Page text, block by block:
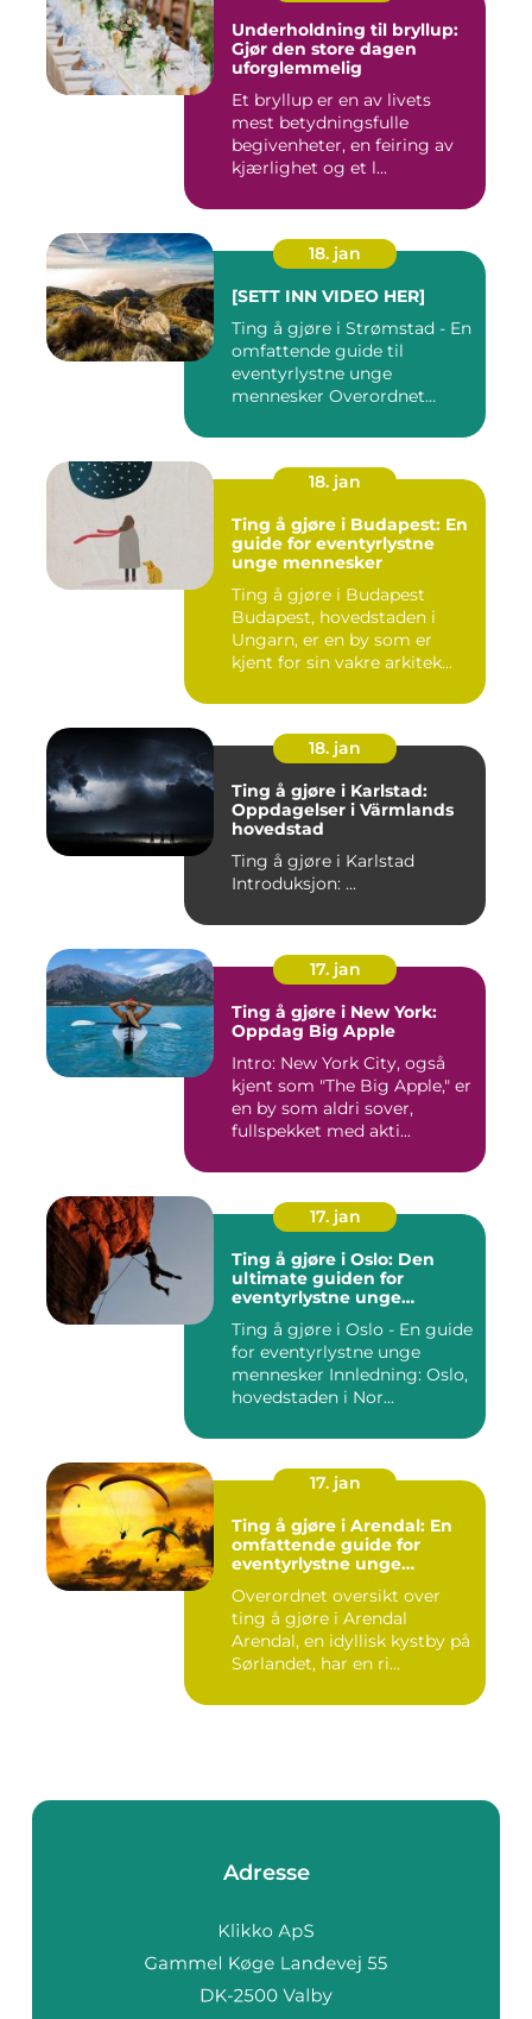
Underholdning til bryllup:
Gjør den store dagen
uforglemmelig
Et bryllup er en av livets
mest betydningsfulle
begivenheter, en feiring av
kjærlighet og et l...
18. jan
[SETT INN VIDEO HER]
Ting å gjøre i Strømstad - En
omfattende guide til
eventyrlystne unge
mennesker Overordnet
18. jan
Ting å gjøre i Budapest: En
guide for eventyrlystne
unge mennesker
Ting å gjøre i Budapest
Budapest, hovedstaden i
Ungarn, er en by som er
kjent for sin vakre arkitek...
18. jan
Ting å gjøre i Karlstad:
Oppdagelser i Värmlands
hovedstad
Ting å gjøre i Karlstad
Introduksjon: ...
17. jan
Ting å gjøre i New York:
Oppdag Big Apple
Intro: New York City, også
kjent som "The Big Apple," er
en by som aldri sover,
fullspekket med akti...
17. jan
Ting å gjøre i Oslo: Den
ultimate guiden for
eventyrlystne unge
Ting å gjøre i Oslo - En guide
for eventyrlystne unge
mennesker Innledning: Oslo,
hovedstaden i Nor...
17. jan
Ting å gjøre i Arendal: En
omfattende guide for
eventyrlystne unge
Overordnet oversikt over
ting å gjøre i Arendal
Arendal, en idyllisk kystby på
Sørlandet, har en ri...
Adresse